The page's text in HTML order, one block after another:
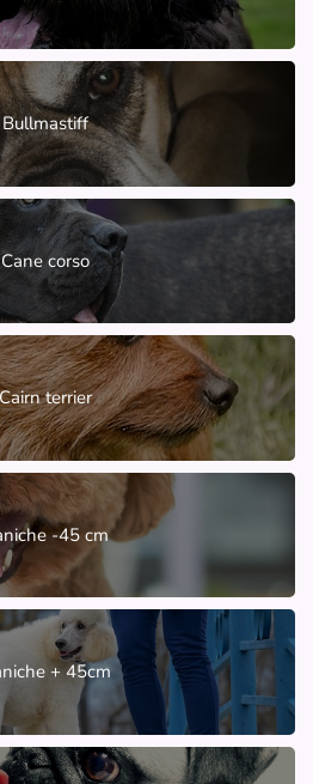
Bullmastiff
Cane corso
Cairn terrier
-45 cm
+ 45cm